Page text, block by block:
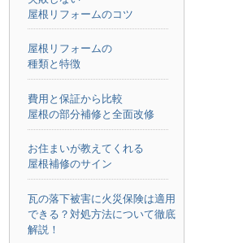
屋根リフォームのコツ
屋根リフォームの
種類と特徴
費用と保証から比較
屋根の部分補修と全面改修
お住まいが教えてくれる
屋根補修のサイン
瓦の落下被害に火災保険は適用
できる？対処方法について徹底
解説！